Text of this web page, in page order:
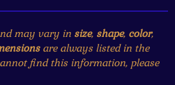
may vary in size, shape, color,
are always listed in the
find this information, please